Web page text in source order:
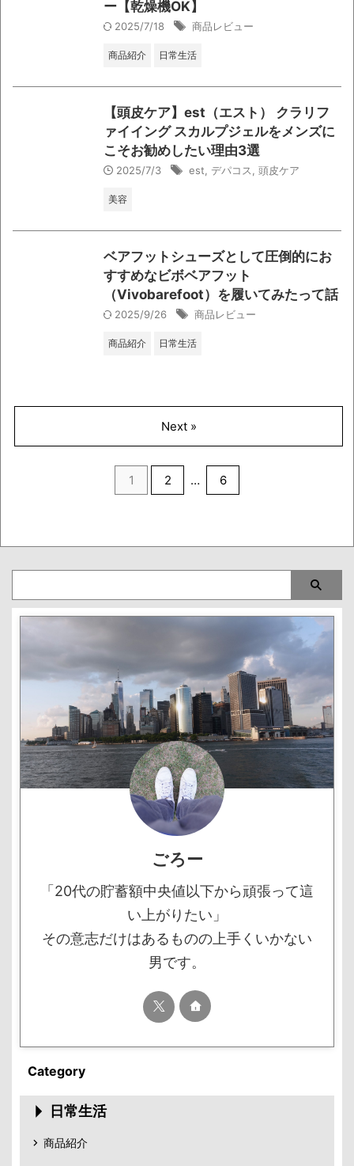
ー【乾燥機OK】
2025/7/18 商品レビュー
商品紹介 日常生活
【頭皮ケア】est（エスト） クラリフ
ァイイング スカルプジェルをメンズに
こそお勧めしたい理由3選
2025/7/3 est デパコス 頭皮ケア
美容
ベアフットシューズとして圧倒的にお
すすめなビボベアフット
（Vivobarefoot）を履いてみたって話
2025/9/26 商品レビュー
商品紹介 日常生活
1 2 … 6
Next »
ごろー
「20代の貯蓄額中央値以下から頑張って這
い上がりたい」
その意志だけはあるものの上手くいかない
男です。
Category
日常生活
商品紹介